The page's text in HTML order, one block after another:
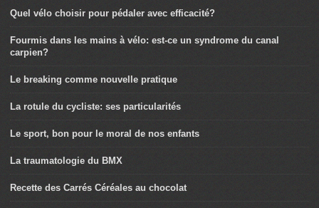
Quel vélo choisir pour pédaler avec efficacité?
Fourmis dans les mains à vélo: est-ce un syndrome du canal
carpien?
Le breaking comme nouvelle pratique
La rotule du cycliste: ses particularités
Le sport, bon pour le moral de nos enfants
La traumatologie du BMX
Recette des Carrés Céréales au chocolat